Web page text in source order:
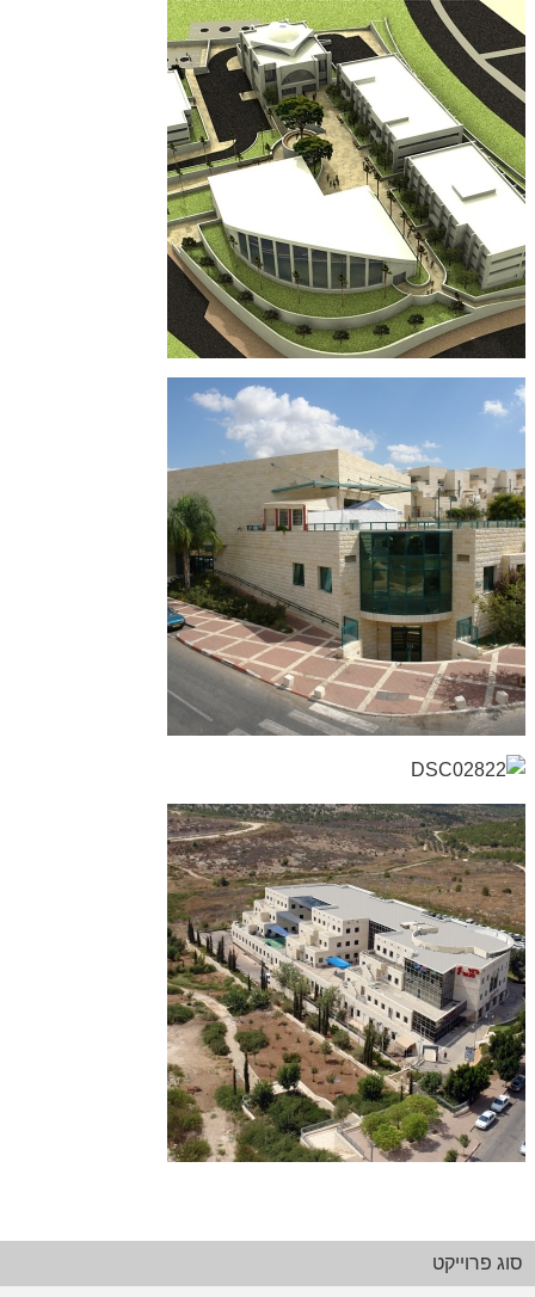
אביסרור מודיעין
מגורים פרוייקטים חדשים פרוייקטים בארץ פרוייקטים
במודיעין
ישיבת הסדר הראל, מודיעין
חינוך וקהילה פרוייקטים בארץ פרוייקטים במודיעין
סלומון סנטר, מודיעין
מסחרי ומבני תעסוקה פרוייקטים במודיעין
אשכולות ירוקים, מודיעין
מגורים פרוייקטים במודיעין
ליגד סנטר, מודיעין
מסחרי ומבני תעסוקה
סוג פרוייקט